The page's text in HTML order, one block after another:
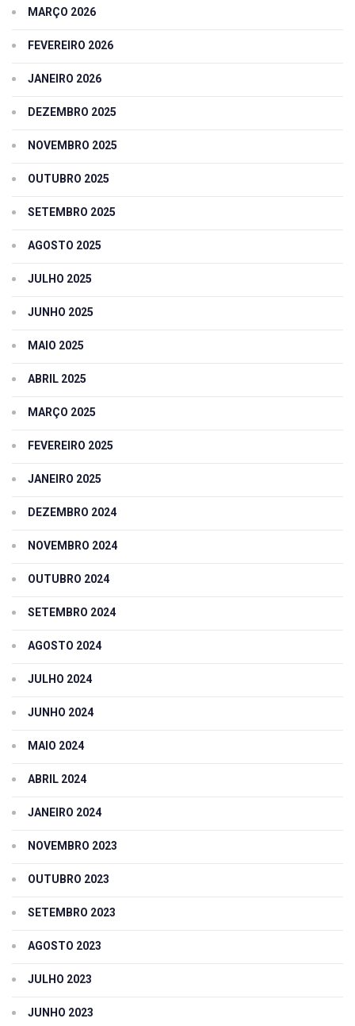
MARÇO 2026
FEVEREIRO 2026
JANEIRO 2026
DEZEMBRO 2025
NOVEMBRO 2025
OUTUBRO 2025
SETEMBRO 2025
AGOSTO 2025
JULHO 2025
JUNHO 2025
MAIO 2025
ABRIL 2025
MARÇO 2025
FEVEREIRO 2025
JANEIRO 2025
DEZEMBRO 2024
NOVEMBRO 2024
OUTUBRO 2024
SETEMBRO 2024
AGOSTO 2024
JULHO 2024
JUNHO 2024
MAIO 2024
ABRIL 2024
JANEIRO 2024
NOVEMBRO 2023
OUTUBRO 2023
SETEMBRO 2023
AGOSTO 2023
JULHO 2023
JUNHO 2023